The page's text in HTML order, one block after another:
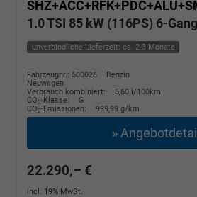
1.0 TSI 85 kW (116PS) 6-
unverbindliche Lieferzeit: ca. 2-3 Monate
Fahrzeugnr.: 500028
Benzin
Neuwagen
Verbrauch kombiniert:
5,60 l/100km
CO2-Klasse:
G
CO2-Emissionen: 999,99 g/km
»
22.290,– €
incl. 19% MwSt.